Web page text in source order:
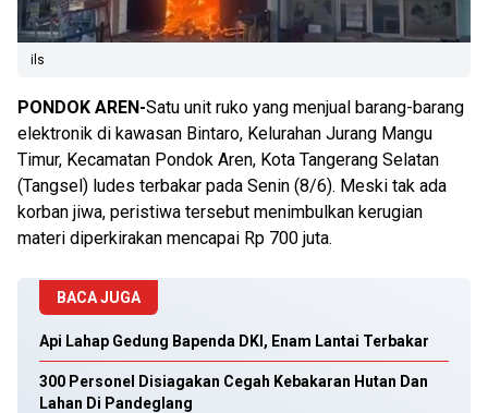
ils
PONDOK AREN-Satu unit ruko yang menjual barang-barang
elektronik di kawasan Bintaro, Kelurahan Jurang Mangu
Timur, Kecamatan Pondok Aren, Kota Tangerang Selatan
(Tangsel) ludes terbakar pada Senin (8/6). Meski tak ada
korban jiwa, peristiwa tersebut menimbulkan kerugian
materi diperkirakan mencapai Rp 700 juta.
BACA JUGA
Api Lahap Gedung Bapenda DKI, Enam Lantai Terbakar
300 Personel Disiagakan Cegah Kebakaran Hutan Dan
Lahan Di Pandeglang